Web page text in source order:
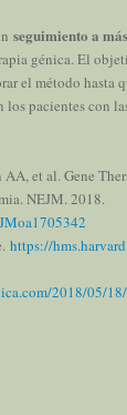
seguimiento a
génica. El
el método hasta
pacientes con
AA, et al. Gene
NEJM. 2018.
https://
2018/05/